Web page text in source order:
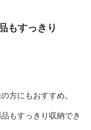
もすっきり
方にもおすすめ。
もすっきり収納でき